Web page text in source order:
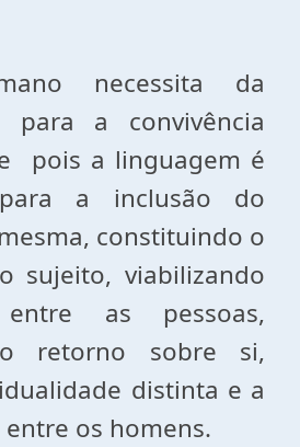
necessita da
para a convivência
pois a linguagem é
a inclusão do
constituindo o
sujeito, viabilizando
as pessoas,
retorno sobre si,
distinta e a
os homens.